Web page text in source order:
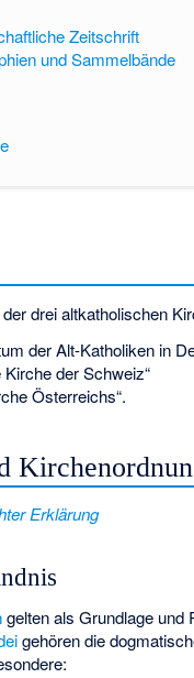
Zeitschrift
und Sammelbände
drei altkatholischen
der Alt-Katholiken in
der Schweiz“
Österreichs“.
Erklärung
gelten als Grundlage und
gehören die